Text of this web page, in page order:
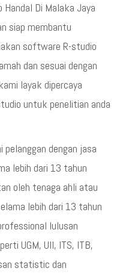
Di Malaka Jaya
siap membantu
software R-studio
dan sesuai dengan
layak dipercaya
untuk penelitian anda
pelanggan dengan jasa
lebih dari 13 tahun
oleh tenaga ahli atau
lebih dari 13 tahun
lulusan
UGM, UII, ITS, ITB,
statistic dan